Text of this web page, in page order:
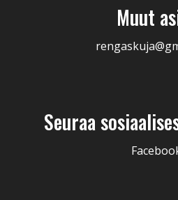
Muut
Seuraa